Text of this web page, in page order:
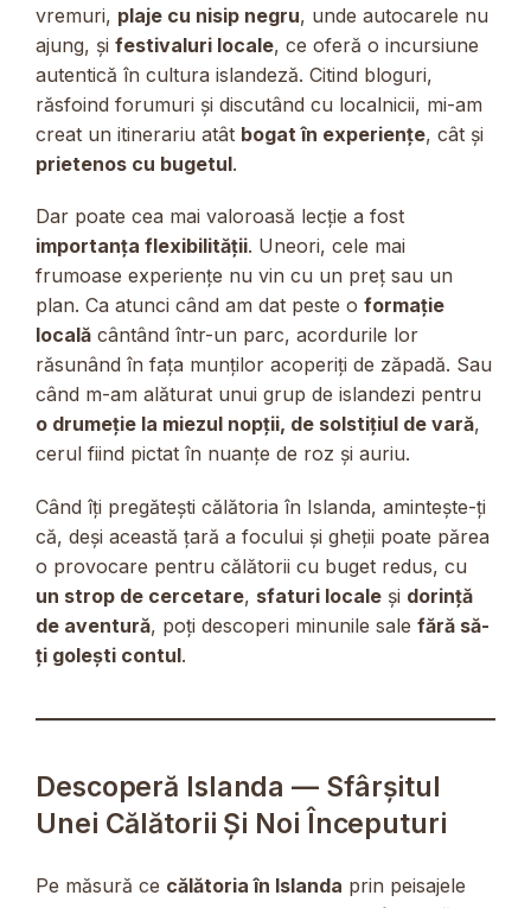
vremuri, plaje cu nisip negru, unde autocarele nu
ajung, și festivaluri locale, ce oferă o incursiune
autentică în cultura islandeză. Citind bloguri,
răsfoind forumuri și discutând cu localnicii, mi-am
creat un itinerariu atât bogat în experiențe, cât și
prietenos cu bugetul.
Dar poate cea mai valoroasă lecție a fost
importanța flexibilității. Uneori, cele mai
frumoase experiențe nu vin cu un preț sau un
plan. Ca atunci când am dat peste o formație
locală cântând într-un parc, acordurile lor
răsunând în fața munților acoperiți de zăpadă. Sau
când m-am alăturat unui grup de islandezi pentru
o drumeție la miezul nopții, de solstițiul de vară,
cerul fiind pictat în nuanțe de roz și auriu.
Când îți pregătești călătoria în Islanda, amintește-ți
că, deși această țară a focului și gheții poate părea
o provocare pentru călătorii cu buget redus, cu
un strop de cercetare, sfaturi locale și dorință
de aventură, poți descoperi minunile sale fără să-
ți golești contul.
Descoperă Islanda — Sfârșitul
Unei Călătorii Și Noi Începuturi
Pe măsură ce călătoria în Islanda prin peisajele